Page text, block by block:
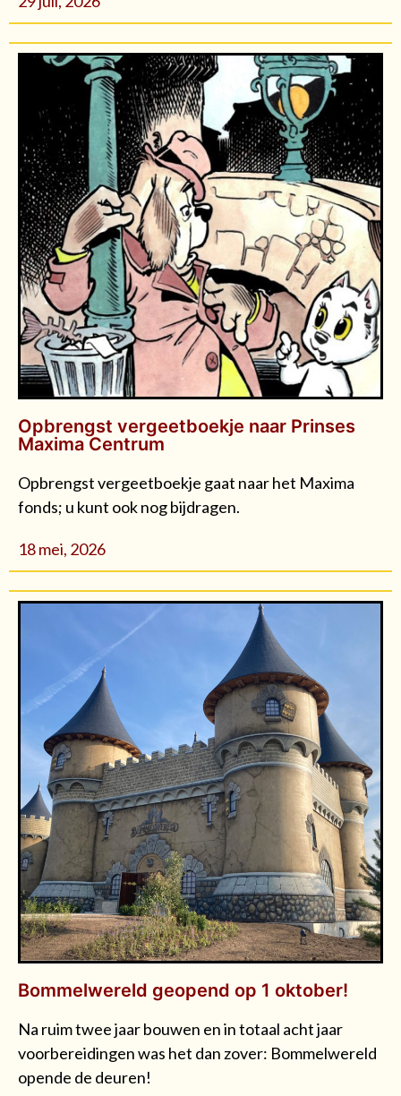
Opbrengst vergeetboekje naar Prinses
Maxima Centrum
Opbrengst vergeetboekje gaat naar het Maxima
fonds; u kunt ook nog bijdragen.
18 mei, 2026
Bommelwereld geopend op 1 oktober!
Na ruim twee jaar bouwen en in totaal acht jaar
voorbereidingen was het dan zover: Bommelwereld
opende de deuren!